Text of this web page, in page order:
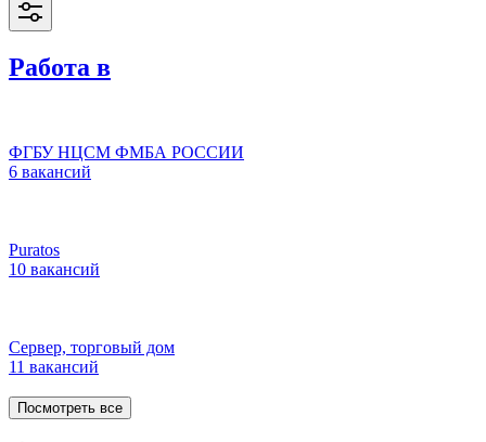
Работа в
ФГБУ НЦСМ ФМБА РОССИИ
6 вакансий
Puratos
10 вакансий
Сервер, торговый дом
11 вакансий
Посмотреть все